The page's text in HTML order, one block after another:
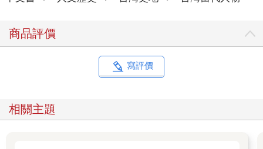
瞿順卿和徐留雲是表兄妹，在那前現代的時空中成親生子，開始
了故事的枝蔓。他們隨軍隊從上海浦東港灣到了基隆港，又帶著
一間小雜貨舖，瞿順卿搭了白鐵家庭工廠。
海源記得很清晰，老爸白天在機場修飛機，回到家裡批來白鐵皮
個精巧實用的煤油爐，供給軍人家庭用這新式的的煤油爐煮菜，
不用燒碳了。
商品評價
寫評價
相關主題